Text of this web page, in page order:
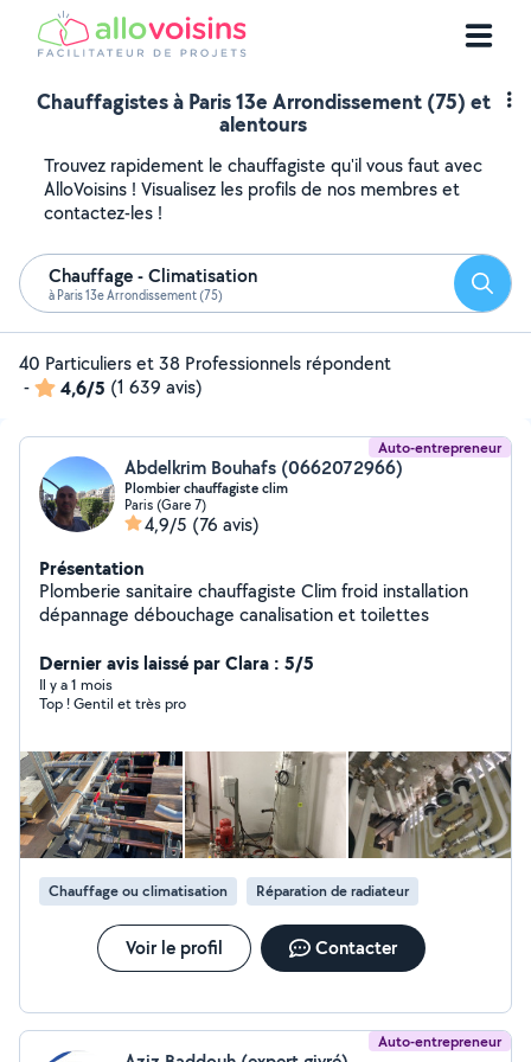
Chauffagistes à Paris 13e Arrondissement (75) et
alentours
Trouvez rapidement le chauffagiste qu'il vous faut avec
AlloVoisins ! Visualisez les profils de nos membres et
contactez-les !
Chauffage - Climatisation
à Paris 13e Arrondissement (75)
40 Particuliers et 38 Professionnels répondent
-
4,6/5 (1 639 avis)
Auto-entrepreneur
Abdelkrim Bouhafs (0662072966)
Plombier chauffagiste clim
Paris (Gare 7)
4,9/5 (76 avis)
Présentation
Plomberie sanitaire chauffagiste Clim froid installation
dépannage débouchage canalisation et toilettes
Dernier avis laissé par Clara : 5/5
Il y a 1 mois
Top ! Gentil et très pro
Chauffage ou climatisation Réparation de radiateur
Voir le profil Contacter
Auto-entrepreneur